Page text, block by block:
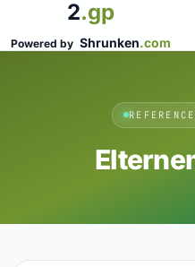
2.gp
Powered by Shrunken.com